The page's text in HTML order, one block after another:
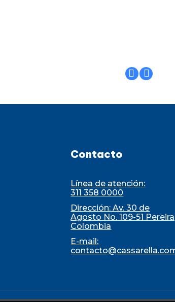
Contacto
Línea de atención:
311 358 0000
Dirección: Av. 30 de
Agosto No. 109-51
Colombia
E-mail: